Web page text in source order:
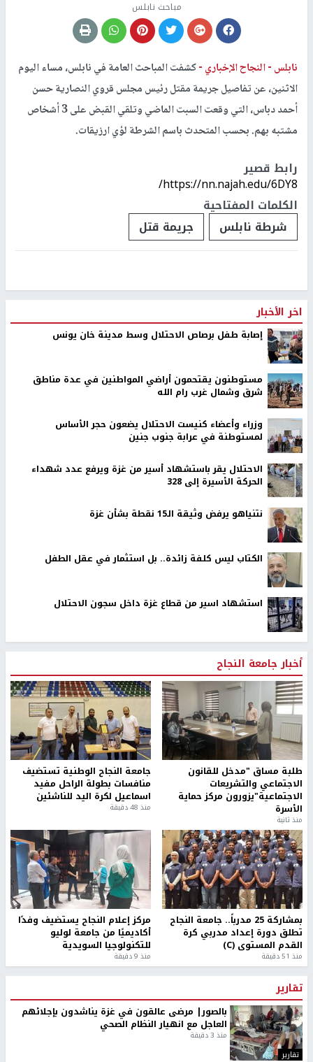
مباحث نابلس
نابلس -النجاح الإخباري -كشفت المباحث العامة في نابلس، مساء اليوم
الاثنين، عن تفاصيل جريمة مقتل رئيس مجلس قروي النصارية حسن
أحمد دباس، التي وقعت السبت الماضي وتلقي القبض على 3 أشخاص
مشتبه بهم. بحسب المتحدث باسم الشرطة لؤي ارزيقات.
رابط قصير
https://nn.najah.edu/6DY8/
الكلمات المفتاحية
شرطة نابلس
جريمة قتل
اخر الأخبار
إصابة طفل برصاص الاحتلال وسط مدينة خان يونس
مستوطنون يقتحمون أراضي المواطنين في عدة مناطق
شرق وشمال غرب رام الله
وزراء وأعضاء كنيست الاحتلال يضعون حجر الأساس
لمستوطنة في عرابة جنوب جنين
الاحتلال يقر باستشهاد أسير من غزة ويرفع عدد شهداء
الحركة الأسيرة إلى 328
نتنياهو يرفض وثيقة الـ15 نقطة بشأن غزة
الكتاب ليس كلفة زائدة.. بل استثمار في عقل الطفل
استشهاد اسير من قطاع غزة داخل سجون الاحتلال
أخبار جامعة النجاح
طلبة مساق "مدخل للقانون
الاجتماعي والتشريعات
الاجتماعية"يزورون مركز حماية
الأسرة
منذ ثانية
جامعة النجاح الوطنية تستضيف
منافسات بطولة الراحل مفيد
اسماعيل لكرة اليد للناشئين
منذ 48 دقيقة
بمشاركة 25 مدرباً.. جامعة النجاح
تطلق دورة إعداد مدربي كرة
القدم المستوى (C)
منذ 51 دقيقة
مركز إعلام النجاح يستضيف وفدًا
أكاديميًا من جامعة لوليو
للتكنولوجيا السويدية
منذ 9 دقيقة
تقارير
تقارير
بالصور| مرضى عالقون في غزة يناشدون بإجلائهم
العاجل مع انهيار النظام الصحي
منذ 3 دقيقة